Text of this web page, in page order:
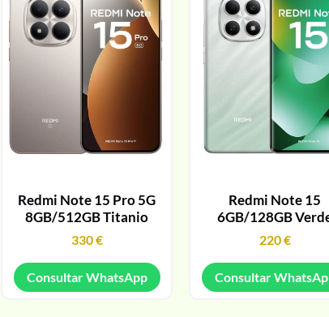
Redmi Note 15 Pro 5G
8GB/512GB Titanio
330€
Consultar WhatsApp
Redmi Note 15
6GB/128GB
220€
Consultar